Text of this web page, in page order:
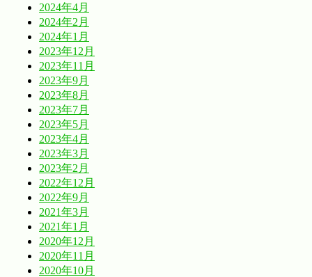
2024年4月
2024年2月
2024年1月
2023年12月
2023年11月
2023年9月
2023年8月
2023年7月
2023年5月
2023年4月
2023年3月
2023年2月
2022年12月
2022年9月
2021年3月
2021年1月
2020年12月
2020年11月
2020年10月